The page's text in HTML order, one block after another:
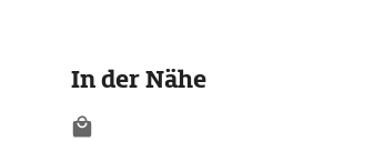
In der Nähe